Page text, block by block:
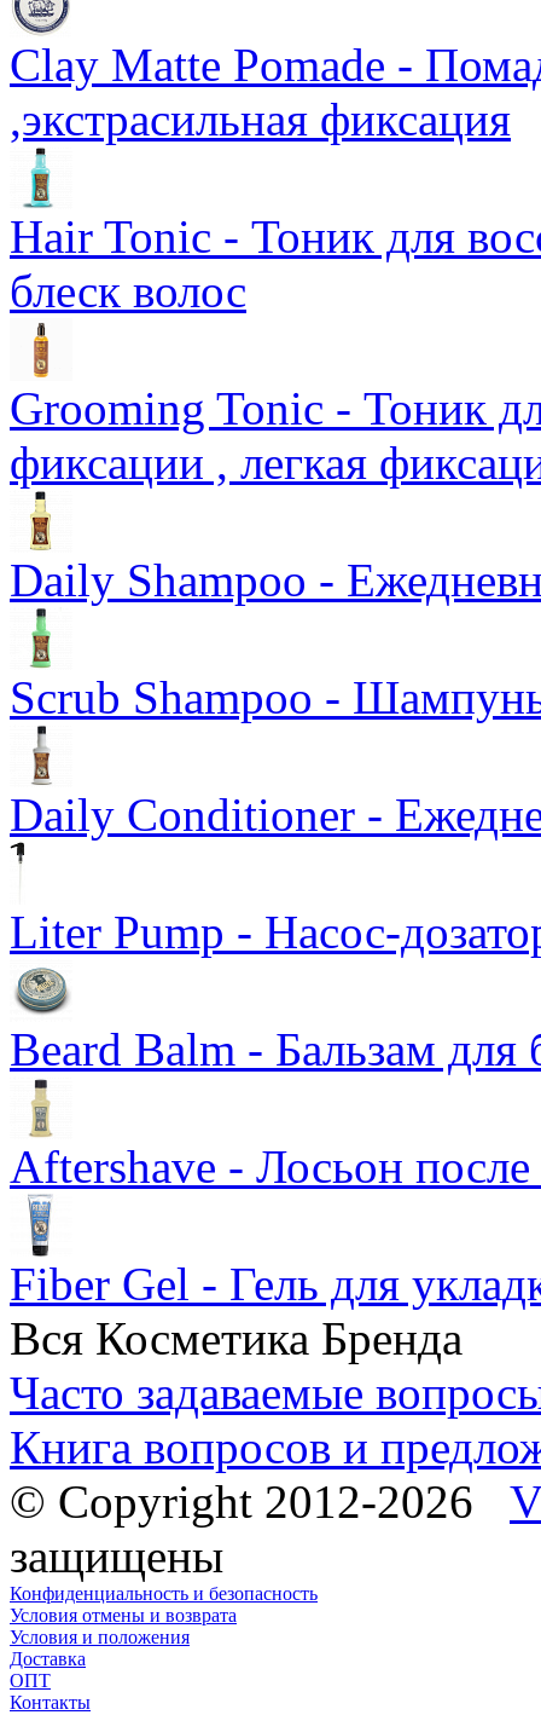
Clay Matte Pomade -
,экстрасильная фиксация
Hair Tonic - Тоник для
блеск волос
Grooming Tonic - Тоник
фиксации , легкая
Daily Shampoo -
Scrub Shampoo -
Daily Conditioner -
Liter Pump - Насос-
Beard Balm - Бальзам для
Aftershave - Лосьон после
Fiber Gel - Гель для
Вся Косметика Бренда
Часто задаваемые
Книга вопросов и
© Copyright 2012-2026
защищены
Конфиденциальность и безопасность
Условия отмены и возврата
Условия и положения
Доставка
ОПТ
Контакты